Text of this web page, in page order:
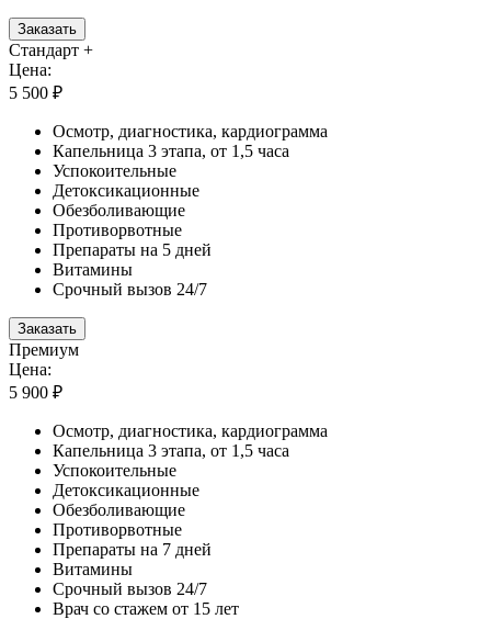
Заказать
Стандарт +
Цена:
5 500 ₽
Осмотр, диагностика, кардиограмма
Капельница 3 этапа, от 1,5 часа
Успокоительные
Детоксикационные
Обезболивающие
Противорвотные
Препараты на 5 дней
Витамины
Срочный вызов 24/7
Заказать
Премиум
Цена:
5 900 ₽
Осмотр, диагностика, кардиограмма
Капельница 3 этапа, от 1,5 часа
Успокоительные
Детоксикационные
Обезболивающие
Противорвотные
Препараты на 7 дней
Витамины
Срочный вызов 24/7
Врач со стажем от 15 лет